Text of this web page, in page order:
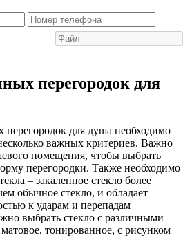
перегородок для
для душа необходимо
важных критериев. Важно
помещения, чтобы выбрать
перегородки. Также необходимо
– закаленное стекло более
обычное стекло, и обладает
к ударам и перепадам
выбрать стекло с различными
тонированное, с рисунком